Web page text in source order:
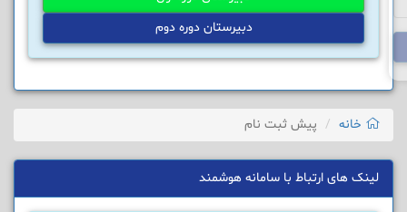
دبیرستان دوره دوم
خانه پیش ثبت نام
لینک های ارتباط با سامانه هوشمند